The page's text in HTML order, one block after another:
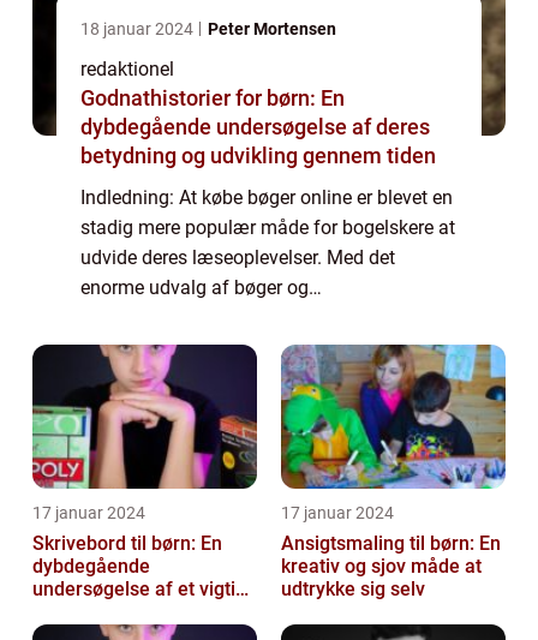
18 januar 2024 Peter Mortensen
redaktionel
Godnathistorier for børn: En
dybdegående undersøgelse af deres
betydning og udvikling gennem tiden
Indledning: At købe bøger online er blevet en
stadig mere populær måde for bogelskere at
udvide deres læseoplevelser. Med det
enorme udvalg af bøger og
hjemme fra sofaen, er det ikke svært at
forstå, hvorfor flere...
17 januar 2024
Skrivebord til børn: En
dybdegående
undersøgelse af et vigtigt
17 januar 2024
Ansigtsmaling til børn: En
kreativ og sjov måde at
udtrykke sig selv